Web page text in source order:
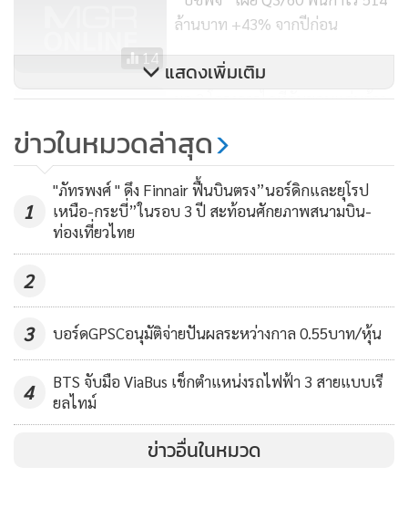
ผลักดันให้มีการใช้ในโครงการนำร่องในช่วงปี 2561 เนื่องจาก
แนวโน้มการพัฒนาระบบธุรกิจไฟฟ้าของโลกกำลังมุ่งไปสู่
พลังงานสะอาดโดยเฉพาะพลังงานหมุนเวียนจากพลังงานแสง
อาทิตย์ ลม ชีวมวล เป็นต้น
ล่าสุด คณะกรรมการบริษัทฯอนุมัติการลงทุนโครงการนำร่อง
ผลิตแบตเตอรี่กำลังผลิต 100 กิโลวัตต์ชั่วโมง ในพื้นที่ระเบียง
เศรษฐกิจพิเศษภาคตะวันออก (EEC) ใช้เงินลงทุน 50ล้านเหรียญ
สหรัฐ คาดว่าจะแล้วเสร็จในปี 2562
หากโครงการดังกล่าวสามารถผลิตแบตเตอรี่ในต้นทุนที่ต่ำ 100
ใหญ่เพื่อผลิตเชิงพาณิชย์ ยอมรับว่าเทคโนโลยีแบตเตอรี่ยังไม่นิ่ง
“ปัจจุบัน Smart Grid ถูกนำไปใช้งานอย่างแพร่หลายในยุค
พลังงานสะอาด อย่างแสงอาทิตย์ ลม ฯลฯ เพราะจะเข้ามาช่วย
14
ล้านบาท +43% จากปีก่อน
1,349
ผุด 3 โครงการไอทีดันขอนแก่นก้าว
แสดงเพิ่มเติม
ข่าวในหมวดล่าสุด
1
"ภัทรพงศ์ " ดึง Finnair ฟื้นบินตรง”นอร์ดิกและยุโรป
เหนือ-กระบี่”ในรอบ 3 ปี สะท้อนศักยภาพสนามบิน-
ท่องเที่ยวไทย
2
3 บอร์ดGPSCอนุมัติจ่ายปันผลระหว่างกาล 0.55บาท/หุ้น
4
BTS จับมือ ViaBus เช็กตำแหน่งรถไฟฟ้า 3 สายแบบเรี
ยลไทม์
ข่าวอื่นในหมวด